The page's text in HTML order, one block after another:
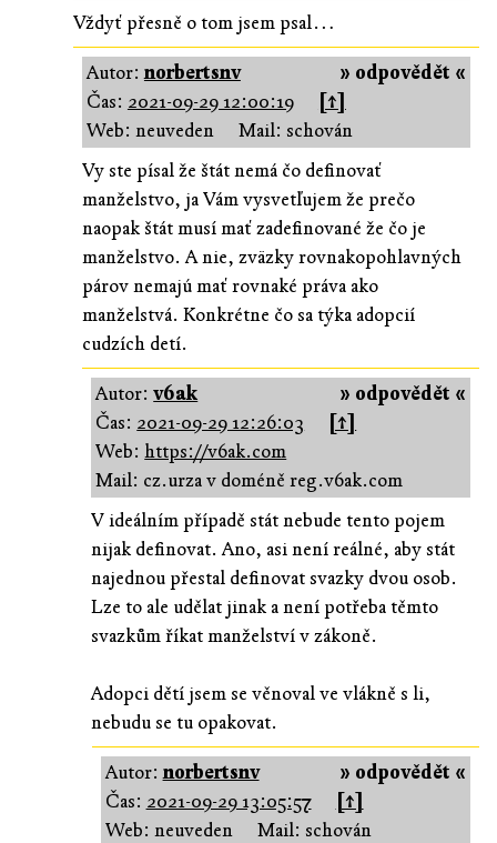
Vždyť přesně o tom jsem psal…
» odpovědět «
Autor:norbertsnv
Čas: 2021-09-29 12:00:19
[↑]
Web: neuveden
Mail: schován
Vy ste písal že štát nemá čo definovať
manželstvo, ja Vám vysvetľujem že prečo
naopak štát musí mať zadefinované že čo je
manželstvo. A nie, zväzky rovnakopohlavných
párov nemajú mať rovnaké práva ako
manželstvá. Konkrétne čo sa týka adopcií
cudzích detí.
» odpovědět «
Autor:v6ak
Čas: 2021-09-29 12:26:03
[↑]
Web:https://v6ak.com
Mail: cz.urza v doméně reg.v6ak.com
V ideálním případě stát nebude tento pojem
nijak definovat. Ano, asi není reálné, aby stát
najednou přestal definovat svazky dvou osob.
Lze to ale udělat jinak a není potřeba těmto
svazkům říkat manželství v zákoně.
Adopci dětí jsem se věnoval ve vlákně s li,
nebudu se tu opakovat.
» odpovědět «
Autor:norbertsnv
Čas: 2021-09-29 13:05:57
[↑]
Web: neuveden
Mail: schován